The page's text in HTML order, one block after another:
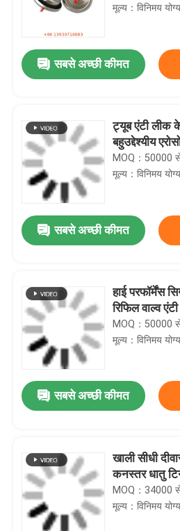
मूल्य：विनिमय योग्य
सबसे अच्छी कीमत
ट्यूब एंटी लीक
बहुउद्देश्यीय
MOQ：50000
मूल्य：विनिमय योग्य
सबसे अच्छी कीमत
हाई परफॉर्मेंस
रिफिल वाल्व
MOQ：50000
मूल्य：विनिमय योग्य
सबसे अच्छी कीमत
खाली सीधी
कनस्तर धातु
MOQ：34000
मूल्य：विनिमय योग्य